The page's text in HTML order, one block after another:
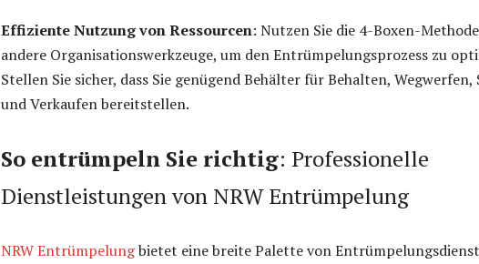
Effiziente Nutzung von Ressourcen: Nutzen Sie die 4-Boxen-
andere Organisationswerkzeuge, um den Entrümpelungsprozess zu
Stellen Sie sicher, dass Sie genügend Behälter für Behalten, Wegwerfen,
und Verkaufen bereitstellen.
So entrümpeln Sie richtig: Professionelle
Dienstleistungen von NRW Entrümpelung
NRW Entrümpelungbietet eine breite Palette von